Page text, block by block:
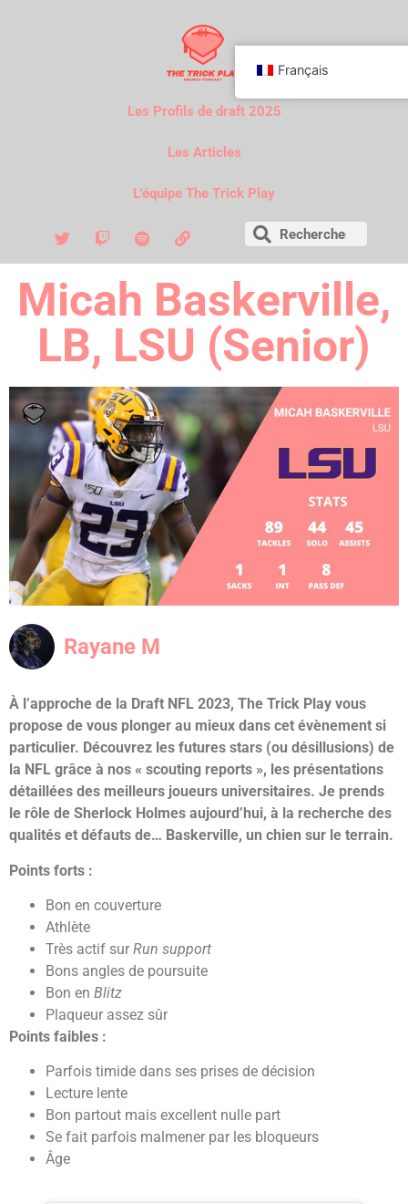
Les Profils de draft 2025
Les Articles
L'équipe The Trick Play
Micah Baskerville,
LB, LSU (Senior)
Rayane M
À l’approche de la Draft NFL 2023, The Trick Play vous
propose de vous plonger au mieux dans cet évènement si
particulier. Découvrez les futures stars (ou désillusions) de
la NFL grâce à nos « scouting reports », les présentations
détaillées des meilleurs joueurs universitaires. Je prends
le rôle de Sherlock Holmes aujourd’hui, à la recherche des
qualités et défauts de… Baskerville, un chien sur le terrain.
Points forts :
Bon en couverture
Athlète
Très actif sur Run support
Bons angles de poursuite
Bon en Blitz
Plaqueur assez sûr
Points faibles :
Parfois timide dans ses prises de décision
Lecture lente
Bon partout mais excellent nulle part
Se fait parfois malmener par les bloqueurs
Âge
Français